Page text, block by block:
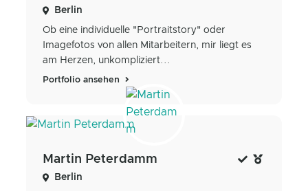
Berlin
Ob eine individuelle "Portraitstory" oder
Imagefotos von allen Mitarbeitern, mir liegt es
am Herzen, unkompliziert...
Portfolio ansehen
Martin Peterdamm
Berlin